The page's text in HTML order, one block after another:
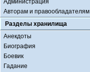
Администрация
Авторам и правообладателям
Разделы хранилища
Анекдоты
Биография
Боевик
Гадание